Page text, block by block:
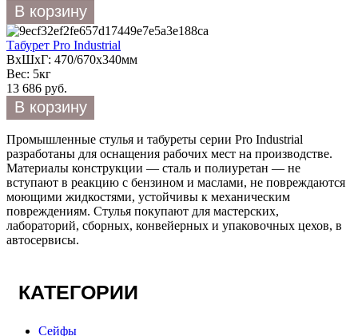
Табурет Pro Industrial
ВхШхГ: 470/670х340мм
Вес: 5кг
13 686 руб.
Промышленные стулья и табуреты серии Pro Industrial
разработаны для оснащения рабочих мест на производстве.
Материалы конструкции — сталь и полиуретан — не
вступают в реакцию с бензином и маслами, не повреждаются
моющими жидкостями, устойчивы к механическим
повреждениям. Стулья покупают для мастерских,
лабораторий, сборных, конвейерных и упаковочных цехов, в
автосервисы.
КАТЕГОРИИ
Сейфы